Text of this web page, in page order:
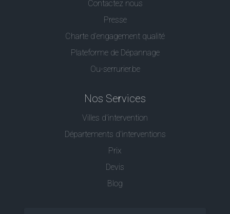
Contactez nous
Presse
Charte d’engagement qualité
Plateforme de Dépannage
Ou-serrurier.be
Nos Services
Villes d'intervention
Départements d'interventions
Prix
Devis
Blog